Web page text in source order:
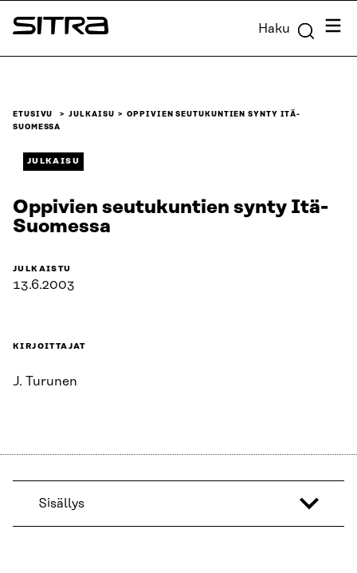
Siirry
suoraan
Sitra Haku
ETUSIVU JULKAISU
OPPIVIEN SEUTUKUNTIEN SYNTY ITÄ-
SUOMESSA
JULKAISU
Oppivien seutukuntien synty Itä-
Suomessa
JULKAISTU
13.6.2003
KIRJOITTAJAT
J. Turunen
Sisällys